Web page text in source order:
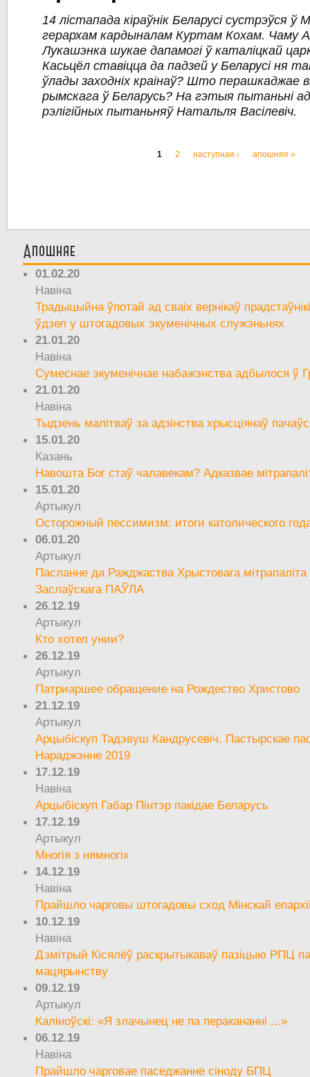
14 лістапада кіраўнік Беларусі сустрэўся ў
герархам кардыналам Куртам Кохам. Чаму
Лукашэнка шукае дапамогі ў каталіцкай
Касьцёл ставіцца да падзей у Беларусі ня
ўлады заходніх краінаў? Што перашкаджае
рымскага ў Беларусь? На гэтыя пытаньні
рэлігійных пытаньняў Натальля Васілевіч.
1 2 наступная › апошняя »
Апошняе
01.02.20
Навіна
Традыцыйна ўпотай ад сваіх вернікаў
ўдзел у штогадовых экуменічных служэньнях
21.01.20
Навіна
Сумеснае экуменічнае набажэнства адбылося ў
21.01.20
Навіна
Тыдзень малітваў за адзінства хрысціянаў
15.01.20
Казань
Навошта Бог стаў чалавекам? Адказвае
15.01.20
Артыкул
Осторожный пессимизм: итоги католического
06.01.20
Артыкул
Пасланне да Ражджаства Хрыстовага мітрапаліта
Заслаўскага ПАЎЛА
26.12.19
Артыкул
Кто хотел унии?
26.12.19
Артыкул
Патриаршее обращение на Рождество Христово
21.12.19
Артыкул
Арцыбіскуп Тадэвуш Кандрусевіч. Пастырскае
Нараджэнне 2019
17.12.19
Навіна
Арцыбіскуп Габар Пінтэр пакідае Беларусь
17.12.19
Артыкул
Многія з нямногіх
14.12.19
Навіна
Прайшло чарговы штогадовы сход Мінскай
10.12.19
Навіна
Дзмітрый Кісялёў раскрытыкаваў пазіцыю РПЦ
мацярынству
09.12.19
Артыкул
Каліноўскі: «Я злачынец не па перакананні ...»
06.12.19
Навіна
Прайшло чарговае паседжанне сіноду БПЦ